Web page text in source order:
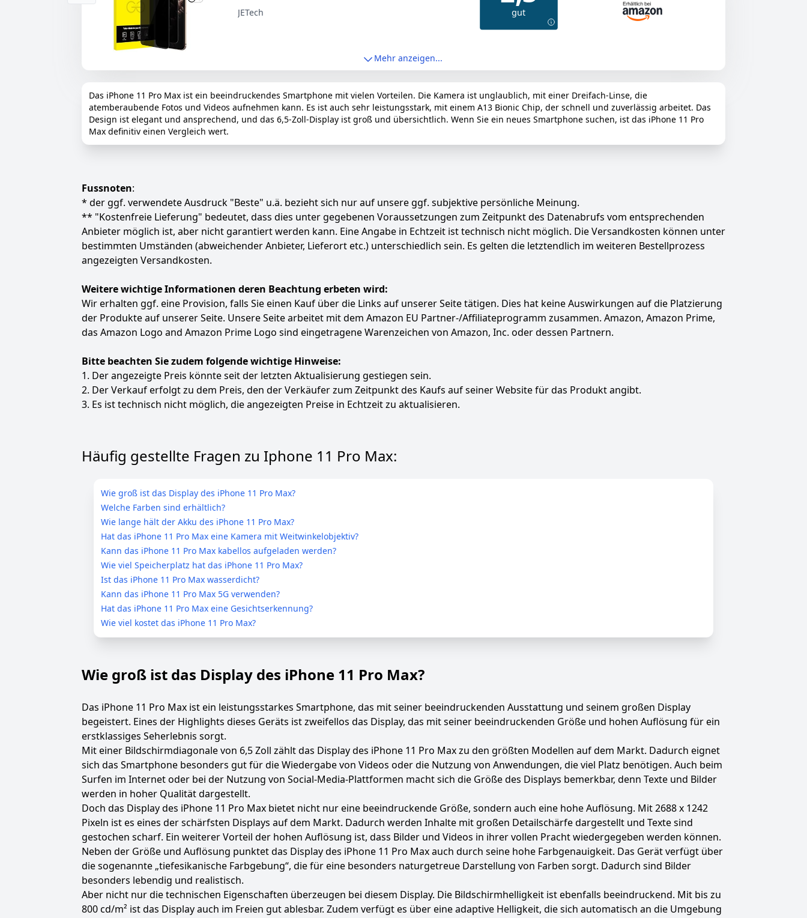
JETech gut
Mehr anzeigen...
Das iPhone 11 Pro Max ist ein beeindruckendes Smartphone mit vielen Vorteilen. Die Kamera ist unglaublich, mit einer Dreifach-Linse, die
atemberaubende Fotos und Videos aufnehmen kann. Es ist auch sehr leistungsstark, mit einem A13 Bionic Chip, der schnell und zuverlässig arbeitet. Das
Design ist elegant und ansprechend, und das 6,5-Zoll-Display ist groß und übersichtlich. Wenn Sie ein neues Smartphone suchen, ist das iPhone 11 Pro
Max definitiv einen Vergleich wert.
Fussnoten:
* der ggf. verwendete Ausdruck "Beste" u.ä. bezieht sich nur auf unsere ggf. subjektive persönliche Meinung.
** "Kostenfreie Lieferung" bedeutet, dass dies unter gegebenen Voraussetzungen zum Zeitpunkt des Datenabrufs vom entsprechenden
Anbieter möglich ist, aber nicht garantiert werden kann. Eine Angabe in Echtzeit ist technisch nicht möglich. Die Versandkosten können unter
bestimmten Umständen (abweichender Anbieter, Lieferort etc.) unterschiedlich sein. Es gelten die letztendlich im weiteren Bestellprozess
angezeigten Versandkosten.
Weitere wichtige Informationen deren Beachtung erbeten wird:
Wir erhalten ggf. eine Provision, falls Sie einen Kauf über die Links auf unserer Seite tätigen. Dies hat keine Auswirkungen auf die Platzierung
der Produkte auf unserer Seite. Unsere Seite arbeitet mit dem Amazon EU Partner-/Affiliateprogramm zusammen. Amazon, Amazon Prime,
das Amazon Logo and Amazon Prime Logo sind eingetragene Warenzeichen von Amazon, Inc. oder dessen Partnern.
Bitte beachten Sie zudem folgende wichtige Hinweise:
1. Der angezeigte Preis könnte seit der letzten Aktualisierung gestiegen sein.
2. Der Verkauf erfolgt zu dem Preis, den der Verkäufer zum Zeitpunkt des Kaufs auf seiner Website für das Produkt angibt.
3. Es ist technisch nicht möglich, die angezeigten Preise in Echtzeit zu aktualisieren.
Häufig gestellte Fragen zu Iphone 11 Pro Max:
Wie groß ist das Display des iPhone 11 Pro Max?
Welche Farben sind erhältlich?
Wie lange hält der Akku des iPhone 11 Pro Max?
Hat das iPhone 11 Pro Max eine Kamera mit Weitwinkelobjektiv?
Kann das iPhone 11 Pro Max kabellos aufgeladen werden?
Wie viel Speicherplatz hat das iPhone 11 Pro Max?
Ist das iPhone 11 Pro Max wasserdicht?
Kann das iPhone 11 Pro Max 5G verwenden?
Hat das iPhone 11 Pro Max eine Gesichtserkennung?
Wie viel kostet das iPhone 11 Pro Max?
Wie groß ist das Display des iPhone 11 Pro Max?
Das iPhone 11 Pro Max ist ein leistungsstarkes Smartphone, das mit seiner beeindruckenden Ausstattung und seinem großen Display
begeistert. Eines der Highlights dieses Geräts ist zweifellos das Display, das mit seiner beeindruckenden Größe und hohen Auflösung für ein
erstklassiges Seherlebnis sorgt.
Mit einer Bildschirmdiagonale von 6,5 Zoll zählt das Display des iPhone 11 Pro Max zu den größten Modellen auf dem Markt. Dadurch eignet
sich das Smartphone besonders gut für die Wiedergabe von Videos oder die Nutzung von Anwendungen, die viel Platz benötigen. Auch beim
Surfen im Internet oder bei der Nutzung von Social-Media-Plattformen macht sich die Größe des Displays bemerkbar, denn Texte und Bilder
werden in hoher Qualität dargestellt.
Doch das Display des iPhone 11 Pro Max bietet nicht nur eine beeindruckende Größe, sondern auch eine hohe Auflösung. Mit 2688 x 1242
Pixeln ist es eines der schärfsten Displays auf dem Markt. Dadurch werden Inhalte mit großen Detailschärfe dargestellt und Texte sind
gestochen scharf. Ein weiterer Vorteil der hohen Auflösung ist, dass Bilder und Videos in ihrer vollen Pracht wiedergegeben werden können.
Neben der Größe und Auflösung punktet das Display des iPhone 11 Pro Max auch durch seine hohe Farbgenauigkeit. Das Gerät verfügt über
die sogenannte „tiefesikanische Farbgebung“, die für eine besonders naturgetreue Darstellung von Farben sorgt. Dadurch sind Bilder
besonders lebendig und realistisch.
Aber nicht nur die technischen Eigenschaften überzeugen bei diesem Display. Die Bildschirmhelligkeit ist ebenfalls beeindruckend. Mit bis zu
800 cd/m² ist das Display auch im Freien gut ablesbar. Zudem verfügt es über eine adaptive Helligkeit, die sich automatisch an die Umgebung